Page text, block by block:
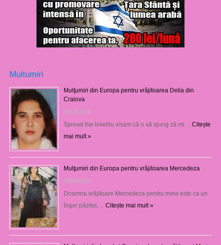
Multumiri
Mulţumiri din Europa pentru vrăjitoarea Delia din
Craiova
09/08/2026
Spread the loveNu visam că o să ajung să mi …Citește
mai mult »
Mulţumiri din Europa pentru vrăjitoarea Mercedeza
09/08/2026
Doamna vrăjitoare Mercedeza pentru mine este ca un
înger păzitor, …Citește mai mult »